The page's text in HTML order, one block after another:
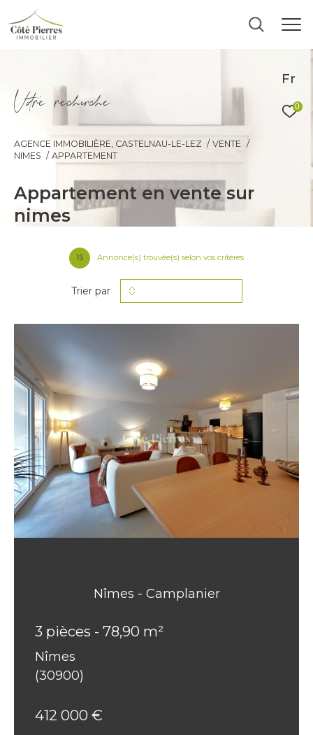
Fr
0
Vore recece
AGENCE IMMOBILIÈRE, CASTELNAU-LE-LEZ
VENTE
NIMES
APPARTEMENT
appartement en vente sur
nimes
15 Annonce(s) trouvée(s) selon vos critères
Trier par
Nîmes - Camplanier
3 pièces - 78,90 m²
Nîmes
(30900)
412 000 €